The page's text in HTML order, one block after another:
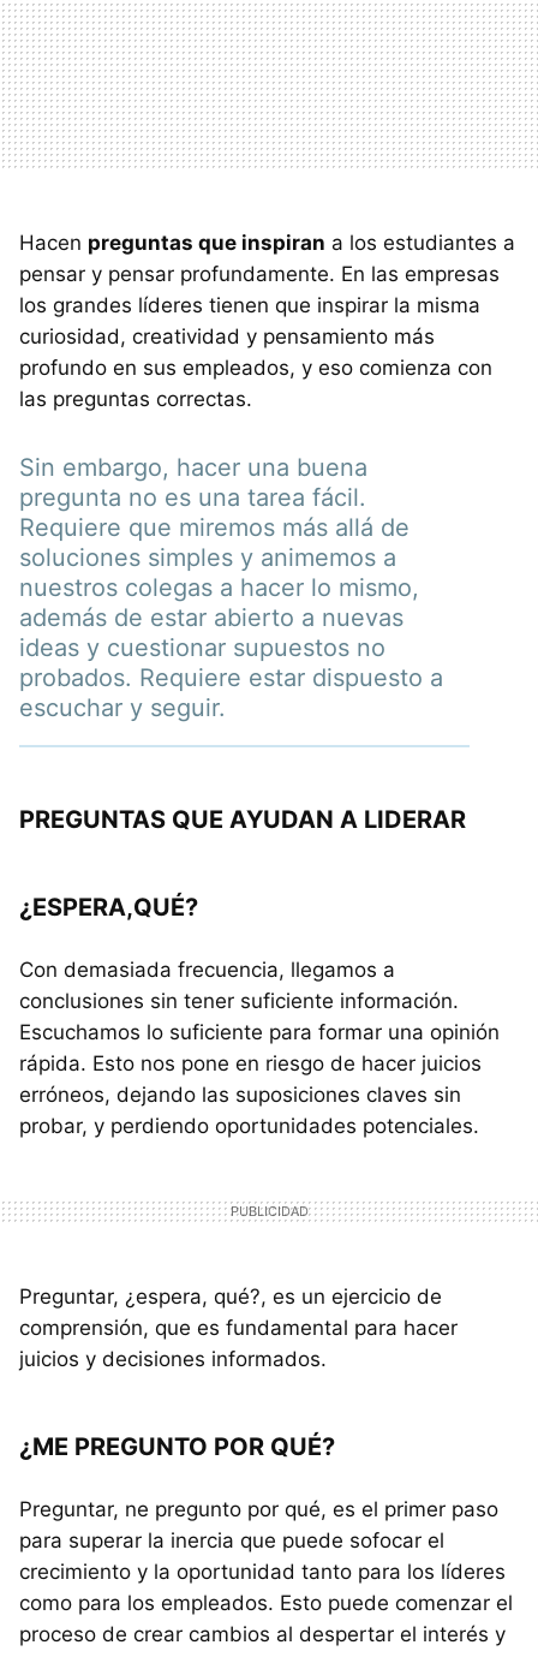
Hacen preguntas que inspiran a los estudiantes a
pensar y pensar profundamente. En las empresas
los grandes líderes tienen que inspirar la misma
curiosidad, creatividad y pensamiento más
profundo en sus empleados, y eso comienza con
las preguntas correctas.
Sin embargo, hacer una buena
pregunta no es una tarea fácil.
Requiere que miremos más allá de
soluciones simples y animemos a
nuestros colegas a hacer lo mismo,
además de estar abierto a nuevas
ideas y cuestionar supuestos no
probados. Requiere estar dispuesto a
escuchar y seguir.
PREGUNTAS QUE AYUDAN A LIDERAR
¿ESPERA,QUÉ?
Con demasiada frecuencia, llegamos a
conclusiones sin tener suficiente información.
Escuchamos lo suficiente para formar una opinión
rápida. Esto nos pone en riesgo de hacer juicios
erróneos, dejando las suposiciones claves sin
probar, y perdiendo oportunidades potenciales.
Preguntar, ¿espera, qué?, es un ejercicio de
comprensión, que es fundamental para hacer
juicios y decisiones informados.
¿ME PREGUNTO POR QUÉ?
Preguntar, ne pregunto por qué, es el primer paso
para superar la inercia que puede sofocar el
crecimiento y la oportunidad tanto para los líderes
como para los empleados. Esto puede comenzar el
proceso de crear cambios al despertar el interés y